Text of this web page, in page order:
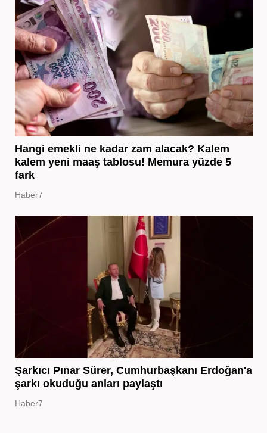
Hangi emekli ne kadar zam alacak? Kalem
kalem yeni maaş tablosu! Memura yüzde 5
fark
Haber7
Şarkıcı Pınar Sürer, Cumhurbaşkanı Erdoğan'a
şarkı okuduğu anları paylaştı
Haber7